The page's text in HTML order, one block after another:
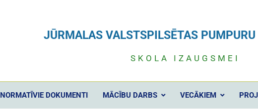
JŪRMALAS VALSTSPILSĒTAS
SKOLA IZAUGSMEI
NORMATĪVIE DOKUMENTI MĀCĪBU DARBS VECĀKIEM